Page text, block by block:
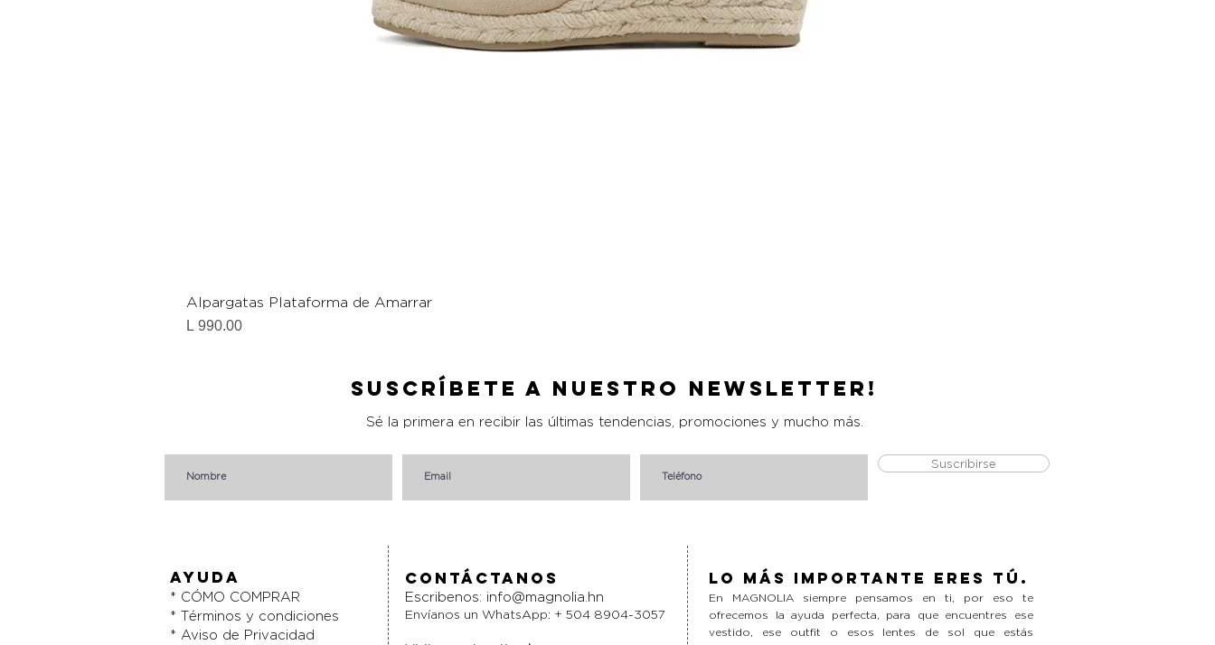
Alpargatas Plataforma de Amarrar
Precio
L 990.00
Suscríbete a nuestro Newsletter!
Sé la primera en recibir las últimas tendencias, promociones y mucho más.
Suscribirse
AYUDA
* CÓMO COMPRAR
* Términos y condiciones
* Aviso de Privacidad
Contáctanos
Escribenos: info@magnolia.hn
Envíanos un WhatsApp: + 504 8904-3057
Lo más importante eres tú.
En MAGNOLIA siempre pensamos en ti, por eso te
ofrecemos la ayuda perfecta, para que encuentres ese
vestido, ese outfit o esos lentes de sol que estás